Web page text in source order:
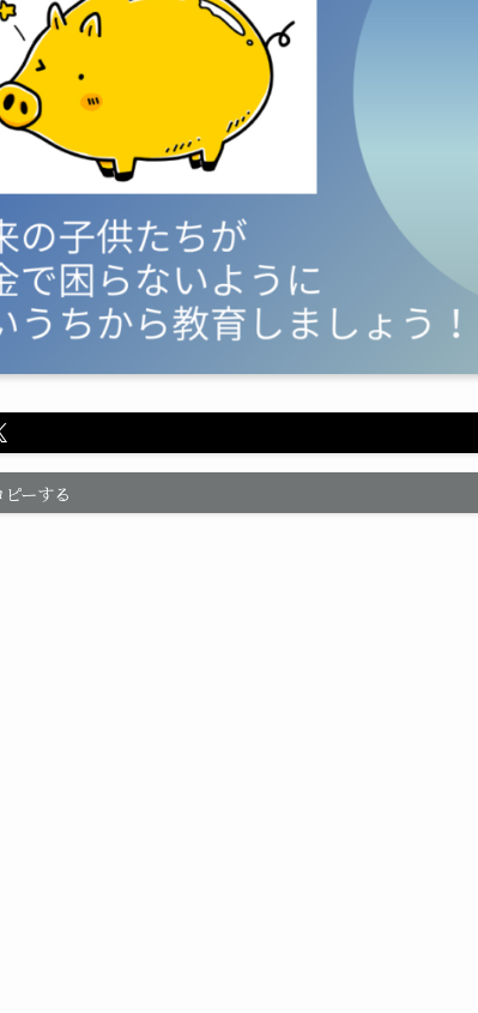
ーする